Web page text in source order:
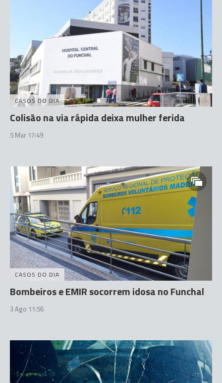
CASOS DO DIA
Colisão na via rápida deixa mulher ferida
5 Mar 17:49
CASOS DO DIA
Bombeiros e EMIR socorrem idosa no Funchal
3 Ago 11:56